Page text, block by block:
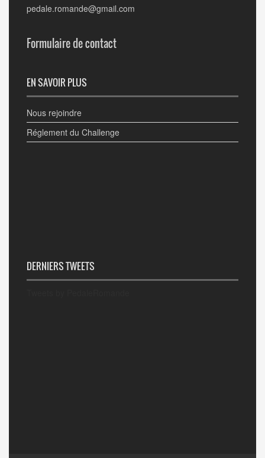
pedale.romande@gmail.com
Formulaire de contact
EN SAVOIR PLUS
Nous rejoindre
Réglement du Challenge
DERNIERS TWEETS